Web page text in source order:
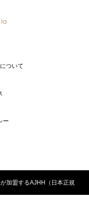
ックス
ついて
ー
加盟するAJHH（日本正規